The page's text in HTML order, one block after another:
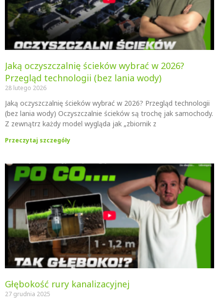
Jaką oczyszczalnię ścieków wybrać w 2026?
Przegląd technologii (bez lania wody)
28 lutego 2026
Jaką oczyszczalnię ścieków wybrać w 2026? Przegląd technologii
(bez lania wody) Oczyszczalnie ścieków są trochę jak samochody.
Z zewnątrz każdy model wygląda jak „zbiornik z
Przeczytaj szczegóły
Głębokość rury kanalizacyjnej
27 grudnia 2025